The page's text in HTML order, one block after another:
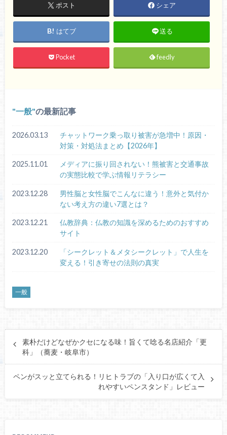
ポスト シェア
はてブ 送る
Pocket feedly
一般 の最新記事
2026.03.13
チャットワーク乗っ取り被害が急増中！原因・
対策・対処法まとめ【2026年】
2025.11.01
メディアに振り回されない！熊被害と交通事故
の実態比較で学ぶ情報リテラシー
2023.12.28
男性脳と女性脳でこんなに違う！意外と気付か
ない考え方の違い7選とは？
2023.12.21
仏教辞典：仏教の知識を深めるためのおすすめ
サイト
2023.12.20
「シークレット＆メタシークレット」で人生を
変える！引き寄せの法則の真実
一般
素朴だけどなぜかクセになる味！旨くて唸る名店紹介「更
科」（蕎麦・岐阜市）
ペンがスッと立てられる！リヒトラブの「入り口が広くて入
れやすいペンスタンド」レビュー